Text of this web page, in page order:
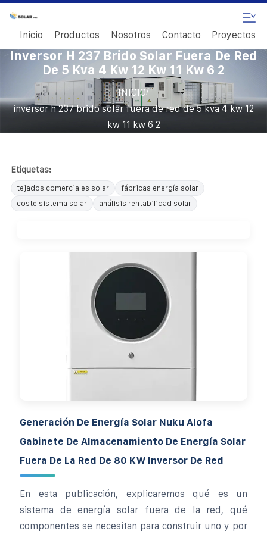
Inicio Productos Nosotros Contacto Proyectos
Inversor H 237 Brido Solar Fuera De Red
De 5 Kva 4 Kw 12 Kw 11 Kw 6 2
INICIO/
inversor h 237 brido solar fuera de red de 5 kva 4 kw 12
kw 11 kw 6 2
Etiquetas:
tejados comerciales solar
fábricas energía solar
coste sistema solar
análisis rentabilidad solar
Generación De Energía Solar Nuku Alofa
Gabinete De Almacenamiento De Energía Solar
Fuera De La Red De 80 KW Inversor De Red
En esta publicación, explicaremos qué es un
sistema de energía solar fuera de la red, qué
componentes se necesitan para construir uno y por